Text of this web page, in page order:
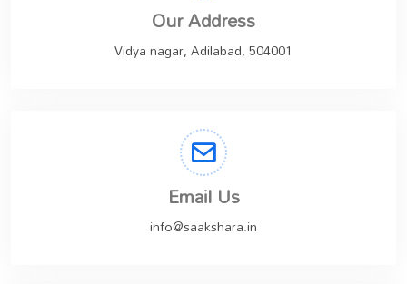
Our Address
Vidya nagar, Adilabad, 504001
Email Us
info@saakshara.in